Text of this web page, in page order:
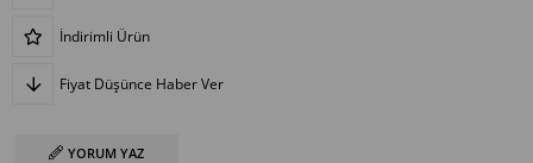
İndirimli Ürün
Fiyat Düşünce Haber Ver
YORUM YAZ